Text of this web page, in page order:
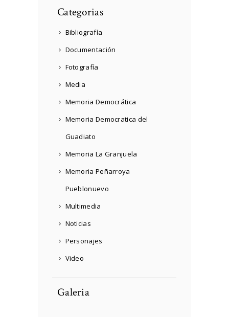
Categorias
Bibliografía
Documentación
Fotografía
Media
Memoria Democrática
Memoria Democratica del
Guadiato
Memoria La Granjuela
Memoria Peñarroya
Pueblonuevo
Multimedia
Noticias
Personajes
Video
Galeria